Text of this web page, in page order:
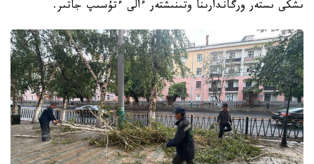
ىشكى ىستەر ورگاندارىنا وتىنىشتەر ءالى ءتۇسىپ جاتىر.